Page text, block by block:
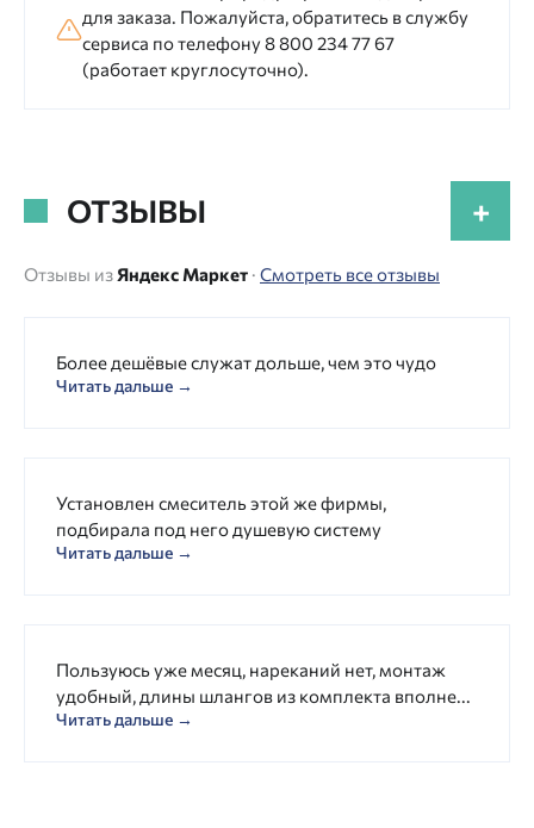
для заказа. Пожалуйста, обратитесь в службу
сервиса по телефону 8 800 234 77 67
(работает круглосуточно).
ОТЗЫВЫ +
Отзывы из Яндекс Маркет · Смотреть все отзывы
Более дешёвые служат дольше, чем это чудо
Читать дальше →
Установлен смеситель этой же фирмы,
подбирала под него душевую систему
Читать дальше →
Пользуюсь уже месяц, нареканий нет, монтаж
удобный, длины шлангов из комплекта вполне...
Читать дальше →